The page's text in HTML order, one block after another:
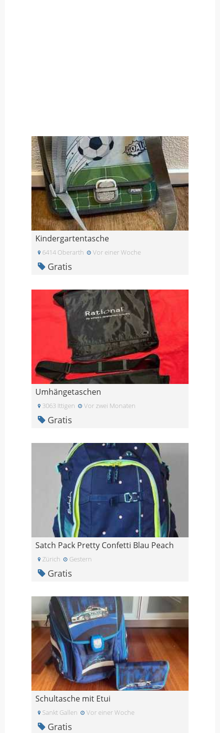
Kindergartentasche
6414 Oberarth Vor einer Woche
Gratis
Umhängetaschen
3063 Ittigen Vor zwei Monaten
Gratis
Satch Pack Pretty Confetti Blau Peach
Zürich Gestern
Gratis
Schultasche mit Etui
Sankt Gallen Vor einer Woche
Gratis